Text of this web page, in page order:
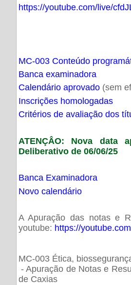
https://youtube.com/live/
MC-003 Conteúdo
Banca examinadora
Calendário aprovado(sem
Inscrições homologadas
Critérios de avaliação dos
ATENÇÂO: Nova data
Deliberativo de 06/06/25
Banca Examinadora
Novo calendário
A Apuração das notas e
youtube: https://
MC-003 Ética,
- Apuração de Notas e
de Caxias